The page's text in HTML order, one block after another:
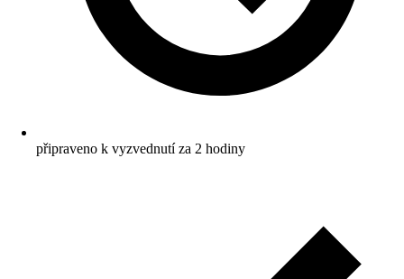
připraveno k vyzvednutí za 2 hodiny